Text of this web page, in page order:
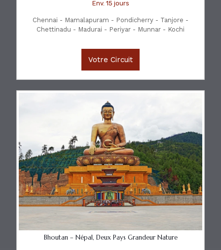
Env. 15 jours
Chennai - Mamalapuram - Pondicherry - Tanjore -
Chettinadu - Madurai - Periyar - Munnar - Kochi
Votre Circuit
Bhoutan – Népal, Deux Pays Grandeur Nature